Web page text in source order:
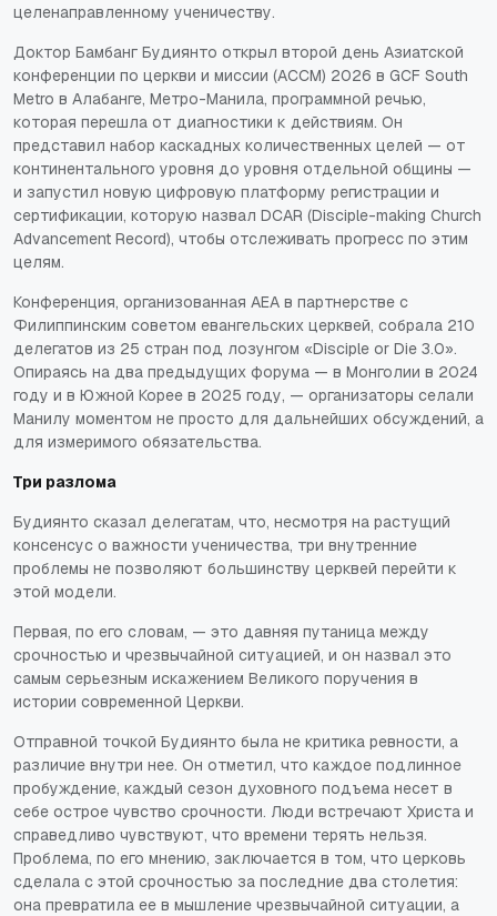
целенаправленному ученичеству.
Доктор Бамбанг Будиянто открыл второй день Азиатской
конференции по церкви и миссии (ACCM) 2026 в GCF South
Metro в Алабанге, Метро-Манила, программной речью,
которая перешла от диагностики к действиям. Он
представил набор каскадных количественных целей — от
континентального уровня до уровня отдельной общины —
и запустил новую цифровую платформу регистрации и
сертификации, которую назвал DCAR (Disciple-making Church
Advancement Record), чтобы отслеживать прогресс по этим
целям.
Конференция, организованная AEA в партнерстве с
Филиппинским советом евангельских церквей, собрала 210
делегатов из 25 стран под лозунгом «Disciple or Die 3.0».
Опираясь на два предыдущих форума — в Монголии в 2024
году и в Южной Корее в 2025 году, — организаторы селали
Манилу моментом не просто для дальнейших обсуждений, а
для измеримого обязательства.
Три разлома
Будиянто сказал делегатам, что, несмотря на растущий
консенсус о важности ученичества, три внутренние
проблемы не позволяют большинству церквей перейти к
этой модели.
Первая, по его словам, — это давняя путаница между
срочностью и чрезвычайной ситуацией, и он назвал это
самым серьезным искажением Великого поручения в
истории современной Церкви.
Отправной точкой Будиянто была не критика ревности, а
различие внутри нее. Он отметил, что каждое подлинное
пробуждение, каждый сезон духовного подъема несет в
себе острое чувство срочности. Люди встречают Христа и
справедливо чувствуют, что времени терять нельзя.
Проблема, по его мнению, заключается в том, что церковь
сделала с этой срочностью за последние два столетия:
она превратила ее в мышление чрезвычайной ситуации, а